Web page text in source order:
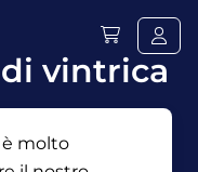
vintrica
è molto